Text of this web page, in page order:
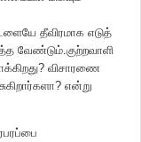
தீவிர​மாக எடுத்​
வேண்​டும்.குற்​ற​வாளி​
விசா​ரணை
என்று